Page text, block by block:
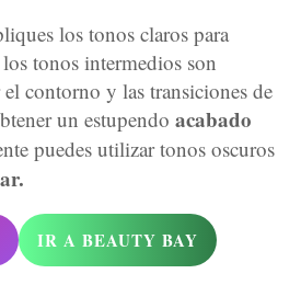
los tonos claros para
tonos intermedios son
el contorno y las transiciones de
un estupendo acabado
puedes utilizar tonos oscuros
IR A BEAUTY BAY